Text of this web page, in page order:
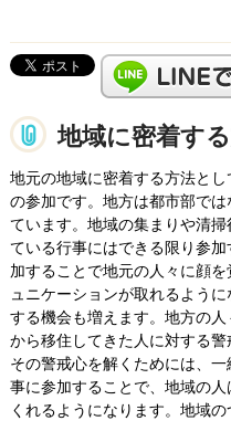
地域に密着す
地元の地域に密着する方法と
の参加です。地方は都市部で
ています。地域の集まりや清
ている行事にはできる限り参
加することで地元の人々に顔
ュニケーションが取れるよう
する機会も増えます。地方の
から移住してきた人に対する警
その警戒心を解くためには、
事に参加することで、地域の
くれるようになります。地域